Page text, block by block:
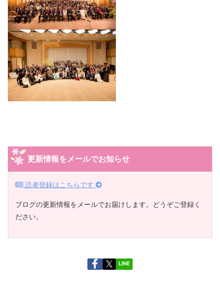
更新情報をメールでお知らせ
読者登録はこちらです
ブログの更新情報をメールでお届けします。どうぞご登録く
ださい。
LINE